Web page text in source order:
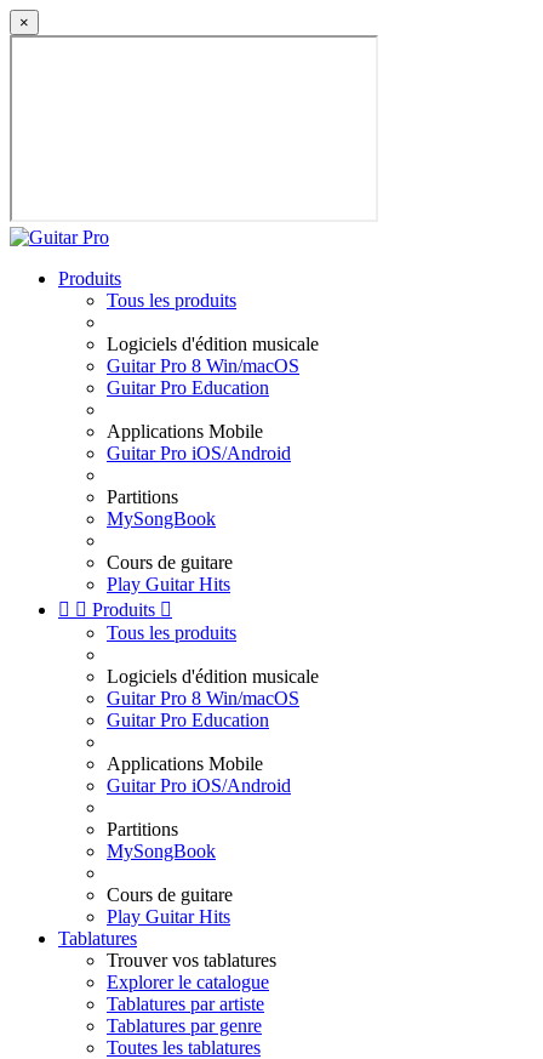
×
Produits
Tous les produits
Logiciels d'édition musicale
Guitar Pro 8 Win/macOS
Guitar Pro Education
Applications Mobile
Guitar Pro iOS/Android
Partitions
MySongBook
Cours de guitare
Play Guitar Hits
  Produits 
Tous les produits
Logiciels d'édition musicale
Guitar Pro 8 Win/macOS
Guitar Pro Education
Applications Mobile
Guitar Pro iOS/Android
Partitions
MySongBook
Cours de guitare
Play Guitar Hits
Tablatures
Trouver vos tablatures
Explorer le catalogue
Tablatures par artiste
Tablatures par genre
Toutes les tablatures